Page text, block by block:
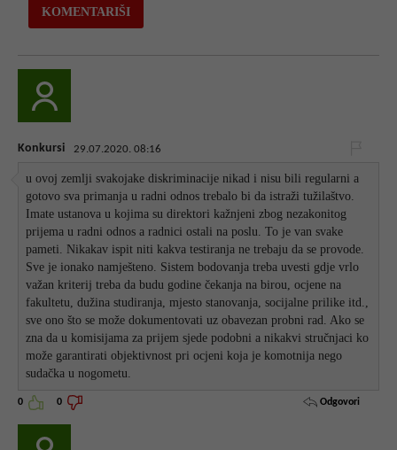
Konkursi 29.07.2020. 08:16
u ovoj zemlji svakojake diskriminacije nikad i nisu bili regularni a
gotovo sva primanja u radni odnos trebalo bi da istraži tužilaštvo.
Imate ustanova u kojima su direktori kažnjeni zbog nezakonitog
prijema u radni odnos a radnici ostali na poslu. To je van svake
pameti. Nikakav ispit niti kakva testiranja ne trebaju da se provode.
Sve je ionako namješteno. Sistem bodovanja treba uvesti gdje vrlo
važan kriterij treba da budu godine čekanja na birou, ocjene na
fakultetu, dužina studiranja, mjesto stanovanja, socijalne prilike itd.,
sve ono što se može dokumentovati uz obavezan probni rad. Ako se
zna da u komisijama za prijem sjede podobni a nikakvi stručnjaci ko
može garantirati objektivnost pri ocjeni koja je komotnija nego
sudačka u nogometu.
0 0 Odgovori